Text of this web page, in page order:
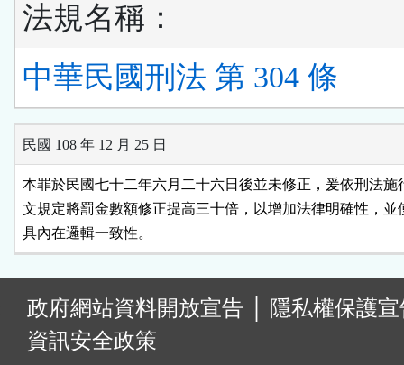
法規名稱：
中華民國刑法 第 304 條
民國 108 年 12 月 25 日
本罪於民國七十二年六月二十六日後並未修正，爰依刑法施
文規定將罰金數額修正提高三十倍，以增加法律明確性，並
具內在邏輯一致性。
政府網站資料開放宣告
隱私權保護
資訊安全政策